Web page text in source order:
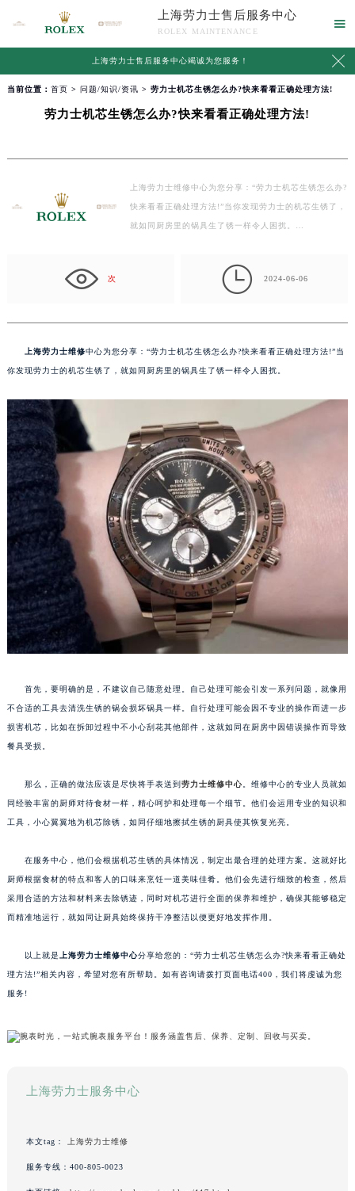
上海劳力士售后服务中心
ROLEX MAINTENANCE

上海劳力士售后服务中心竭诚为您服务！ 
当前位置： 首页 > 问题/知识/资讯 > 劳力士机芯生锈怎么办?快来看看正确处理方法!
劳力士机芯生锈怎么办?快来看看正确处理方法!
上海劳力士维修中心为您分享：“劳力士机芯生锈怎么办?
快来看看正确处理方法!”当你发现劳力士的机芯生锈了，
就如同厨房里的锅具生了锈一样令人困扰。…
次  2024-06-06
上海劳力士维修中心为您分享：“劳力士机芯生锈怎么办?快来看看正确处理方法!”当
你发现劳力士的机芯生锈了，就如同厨房里的锅具生了锈一样令人困扰。
首先，要明确的是，不建议自己随意处理。自己处理可能会引发一系列问题，就像用
不合适的工具去清洗生锈的锅会损坏锅具一样。自行处理可能会因不专业的操作而进一步
损害机芯，比如在拆卸过程中不小心刮花其他部件，这就如同在厨房中因错误操作而导致
餐具受损。
那么，正确的做法应该是尽快将手表送到 劳力士维修中心。维修中心的专业人员就如
同经验丰富的厨师对待食材一样，精心呵护和处理每一个细节。他们会运用专业的知识和
工具，小心翼翼地为机芯除锈，如同仔细地擦拭生锈的厨具使其恢复光亮。
在服务中心，他们会根据机芯生锈的具体情况，制定出最合理的处理方案。这就好比
厨师根据食材的特点和客人的口味来烹饪一道美味佳肴。他们会先进行细致的检查，然后
采用合适的方法和材料来去除锈迹，同时对机芯进行全面的保养和维护，确保其能够稳定
而精准地运行，就如同让厨具始终保持干净整洁以便更好地发挥作用。
以上就是 上海劳力士维修中心分享给您的：“劳力士机芯生锈怎么办?快来看看正确处
理方法!”相关内容，希望对您有所帮助。如有咨询请拨打页面电话400，我们将虔诚为您
服务!
上海劳力士服务中心
本文tag： 上海劳力士维修
服务专线： 400-805-0023